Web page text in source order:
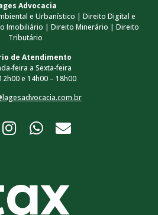
Advocacia
e Urbanístico | Direito Digital e
Imobiliário | Direito Minerário | Direito
Tributário
de Atendimento
feira a Sexta-feira
e 14h00 – 18h00